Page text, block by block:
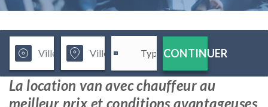
CONTINUER
La location van avec chauffeur au
meilleur prix et conditions avantageuses